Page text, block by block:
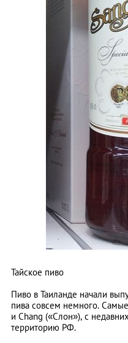
Тайское пиво
Пиво в Таиланде начали
пива совсем немного.
и Chang («Слон»), с
территорию РФ.